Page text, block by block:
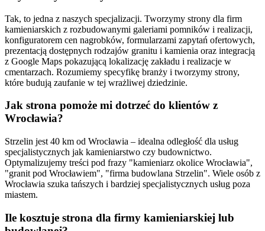
Tak, to jedna z naszych specjalizacji. Tworzymy strony dla firm
kamieniarskich z rozbudowanymi galeriami pomników i realizacji,
konfiguratorem cen nagrobków, formularzami zapytań ofertowych,
prezentacją dostępnych rodzajów granitu i kamienia oraz integracją
z Google Maps pokazującą lokalizację zakładu i realizacje w
cmentarzach. Rozumiemy specyfikę branży i tworzymy strony,
które budują zaufanie w tej wrażliwej dziedzinie.
Jak strona pomoże mi dotrzeć do klientów z
Wrocławia?
Strzelin jest 40 km od Wrocławia – idealna odległość dla usług
specjalistycznych jak kamieniarstwo czy budownictwo.
Optymalizujemy treści pod frazy "kamieniarz okolice Wrocławia",
"granit pod Wrocławiem", "firma budowlana Strzelin". Wiele osób z
Wrocławia szuka tańszych i bardziej specjalistycznych usług poza
miastem.
Ile kosztuje strona dla firmy kamieniarskiej lub